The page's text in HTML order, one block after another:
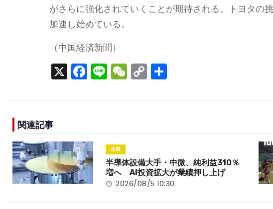
がさらに強化されていくことが期待される。トヨタの
加速し始めている。
（中国経済新聞）
X F
a
o
o
k
Li
n
W
e
C
o
k
関連記事
企業
半導体設備大手・中微、純利益310％
増へ AI投資拡大が業績押し上げ
2026/08/5 10:30